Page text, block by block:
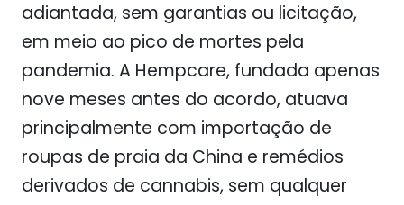
adiantada, sem garantias ou licitação,
em meio ao pico de mortes pela
pandemia. A Hempcare, fundada apenas
nove meses antes do acordo, atuava
principalmente com importação de
roupas de praia da China e remédios
derivados de cannabis, sem qualquer